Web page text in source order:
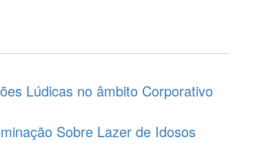
Lúdicas no âmbito Corporativo
Sobre Lazer de Idosos